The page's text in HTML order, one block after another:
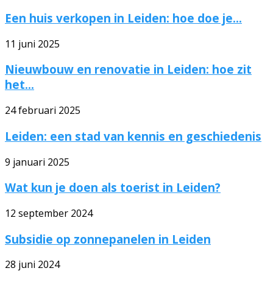
Een huis verkopen in Leiden: hoe doe je...
11 juni 2025
Nieuwbouw en renovatie in Leiden: hoe zit
het...
24 februari 2025
Leiden: een stad van kennis en geschiedenis
9 januari 2025
Wat kun je doen als toerist in Leiden?
12 september 2024
Subsidie op zonnepanelen in Leiden
28 juni 2024